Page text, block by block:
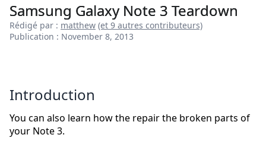
Samsung Galaxy Note 3 Teardown
Rédigé par : matthew (et 9 autres contributeurs)
Publication : November 8, 2013
Introduction
You can also learn how the repair the broken parts of
your Note 3.